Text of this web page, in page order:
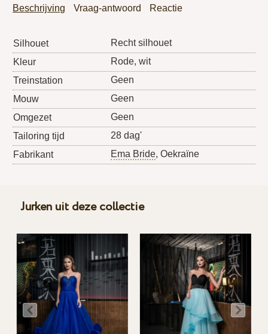
Beschrijving Vraag-antwoord Reactie
Silhouet
Recht silhouet
Kleur
Rode, wit
Treinstation
Geen
Mouw
Geen
Omgezet
Geen
Tailoring tijd
28 dag'
Fabrikant
Ema Bride, Oekraïne
Jurken uit deze collectie